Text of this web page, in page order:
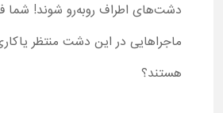
دشت‌های اطراف روبه‌رو شوند! شما
ماجراهایی در این دشت منتظر
هستند؟